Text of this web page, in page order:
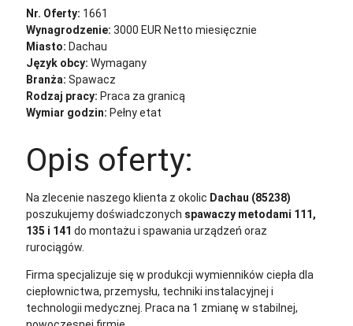
Nr. Oferty: 1661
Wynagrodzenie: 3000 EUR Netto miesięcznie
Miasto: Dachau
Język obcy: Wymagany
Branża: Spawacz
Rodzaj pracy: Praca za granicą
Wymiar godzin: Pełny etat
Opis oferty:
Na zlecenie naszego klienta z okolic Dachau (85238)
poszukujemy doświadczonych spawaczy metodami 111,
135 i 141 do montażu i spawania urządzeń oraz
rurociągów.
Firma specjalizuje się w produkcji wymienników ciepła dla
ciepłownictwa, przemysłu, techniki instalacyjnej i
technologii medycznej. Praca na 1 zmianę w stabilnej,